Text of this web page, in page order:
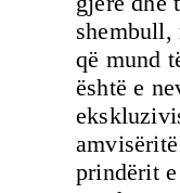
shembull,
që mund
është e
prindërit